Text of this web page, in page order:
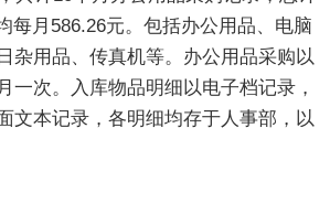
每月586.26元。包括办公用品、电脑
杂用品、传真机等。办公用品采购以
一次。入库物品明细以电子档记录，
文本记录，各明细均存于人事部，以